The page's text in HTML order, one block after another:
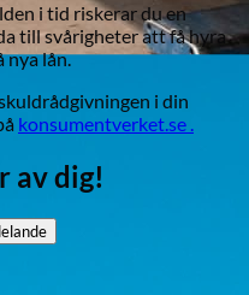
i tid riskerar du en
till svårigheter att få hyra
nya lån.
i din
konsumentverket.se .
av dig!